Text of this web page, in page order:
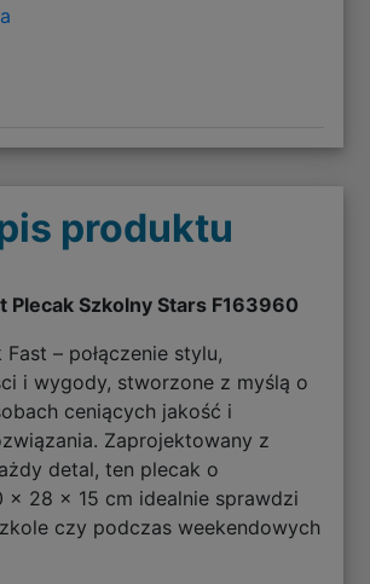
produktu
Plecak Szkolny Stars F163960
– połączenie stylu,
i wygody, stworzone z myślą o
ceniących jakość i
Zaprojektowany z
detal, ten plecak o
x 28 x 15 cm idealnie sprawdzi
czy podczas weekendowych